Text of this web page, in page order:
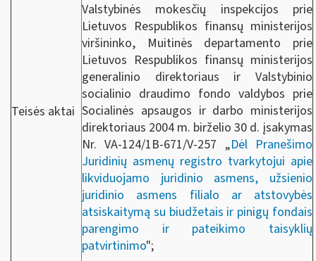
Teisės aktai
Valstybinės mokesčių inspekcijos prie
Lietuvos Respublikos finansų ministerijos
viršininko, Muitinės departamento prie
Lietuvos Respublikos finansų ministerijos
generalinio direktoriaus ir Valstybinio
socialinio draudimo fondo valdybos prie
Socialinės apsaugos ir darbo ministerijos
direktoriaus 2004 m. birželio 30 d. įsakymas
Nr. VA-124/1B-671/V-257 „Dėl Pranešimo
Juridinių asmenų registro tvarkytojui apie
likviduojamo juridinio asmens, užsienio
juridinio asmens filialo ar atstovybės
atsiskaitymą su biudžetais ir pinigų fondais
parengimo ir pateikimo taisyklių
patvirtinimo";